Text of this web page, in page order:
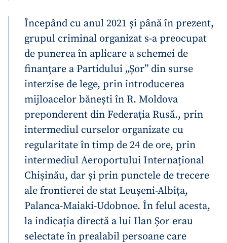
Începând cu anul 2021 și până în prezent,
grupul criminal organizat s-a preocupat
de punerea în aplicare a schemei de
finanțare a Partidului „Șor” din surse
interzise de lege, prin introducerea
mijloacelor bănești în R. Moldova
preponderent din Federația Rusă., prin
intermediul curselor organizate cu
regularitate în timp de 24 de ore, prin
intermediul Aeroportului Internațional
Chișinău, dar și prin punctele de trecere
ale frontierei de stat Leușeni-Albița,
Palanca-Maiaki-Udobnoe. În felul acesta,
la indicația directă a lui Ilan Șor erau
selectate în prealabil persoane care